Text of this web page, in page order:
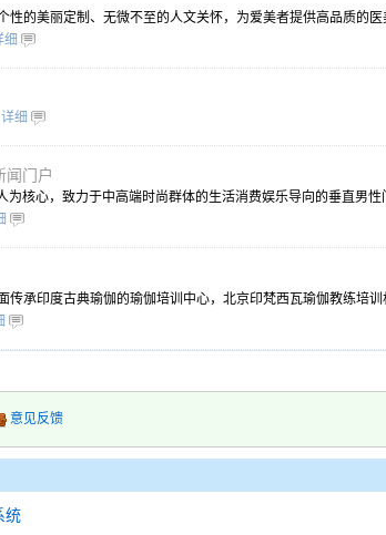
性的美丽定制、无微不至的人文关怀，为爱美者提供高品质的
细
详细
闻门户
核心，致力于中高端时尚群体的生活消费娱乐导向的垂直男
传承印度古典瑜伽的瑜伽培训中心，北京印梵西瓦瑜伽教练培
意见反馈
统